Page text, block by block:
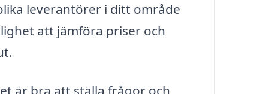
leverantörer i ditt område
att jämföra priser och
är bra att ställa frågor och